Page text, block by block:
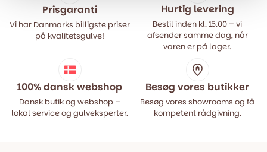
Prisgaranti
Vi har Danmarks billigste priser
på kvalitetsgulve!
Hurtig levering
Bestil inden kl. 15.00 – vi
afsender samme dag, når
varen er på lager.
100% dansk webshop
Dansk butik og webshop –
lokal service og gulveksperter.
Besøg vores butikker
Besøg vores showrooms og få
kompetent rådgivning.